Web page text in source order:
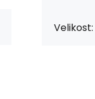
Velikost: